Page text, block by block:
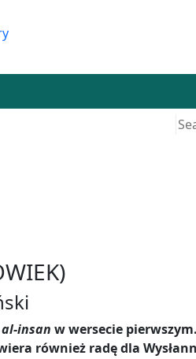
al-insan w wersecie
również radę dla